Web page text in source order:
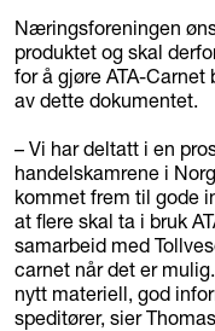
Næringsforeningen
produktet og skal
for å gjøre ATA-
av dette dokumentet.
– Vi har deltatt i en
handelskamrene i
kommet frem til gode
at flere skal ta i bruk
samarbeid med
carnet når det er
nytt materiell, god
speditører, sier